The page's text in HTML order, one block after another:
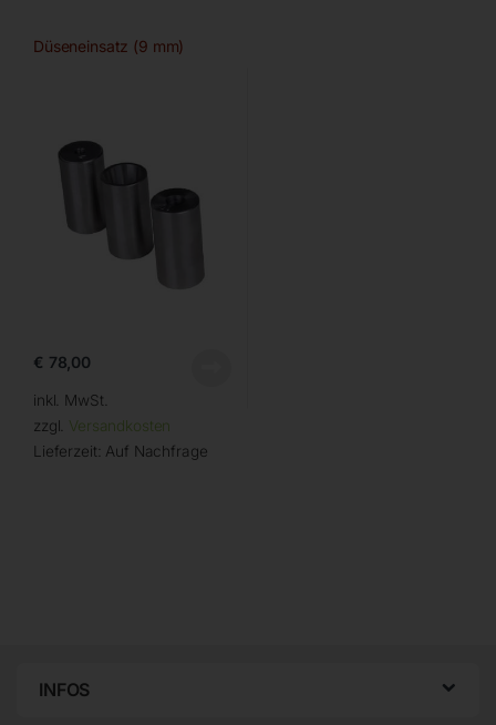
Düseneinsatz (9 mm)
€ 78,00
inkl. MwSt.
zzgl. Versandkosten
Lieferzeit: Auf Nachfrage
INFOS